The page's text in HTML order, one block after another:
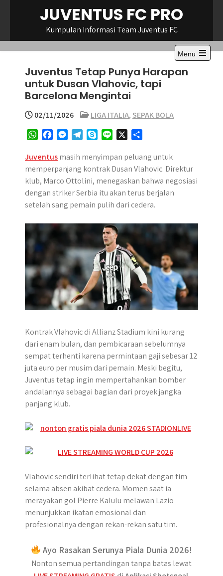
JUVENTUS FC PRO
Kumpulan Informasi Team Juventus FC
Menu
Open
Juventus Tetap Punya Harapan
untuk Dusan Vlahovic, tapi
Barcelona Mengintai
02/11/2026 LIGA ITALIA, SEPAK BOLA
W
a
t
s
A
p
c
e
b
o
s
s
e
n
e
r
l
e
g
r
y
p
e
n
e
a
r
e
Juventusmasih menyimpan peluang untuk
memperpanjang kontrak Dusan Vlahovic. Direktur
klub, Marco Ottolini, menegaskan bahwa negosiasi
dengan striker Serbia itu akan terus berjalan
setelah sang pemain pulih dari cedera.
Kontrak Vlahovic di Allianz Stadium kini kurang
dari enam bulan, dan pembicaraan sebelumnya
sempat terhenti karena permintaan gaji sebesar 12
juta euro per musim dari pemain. Meski begitu,
Juventus tetap ingin mempertahankan bomber
andalannya sebagai bagian dari proyek jangka
panjang klub.
Vlahovic sendiri terlihat tetap dekat dengan tim
selama absen akibat cedera. Momen saat ia
merayakan gol Pierre Kalulu melawan Lazio
menunjukkan ikatan emosional dan
profesionalnya dengan rekan-rekan satu tim.
Ayo Rasakan Serunya Piala Dunia 2026!
Nonton semua pertandingan tanpa batas lewat